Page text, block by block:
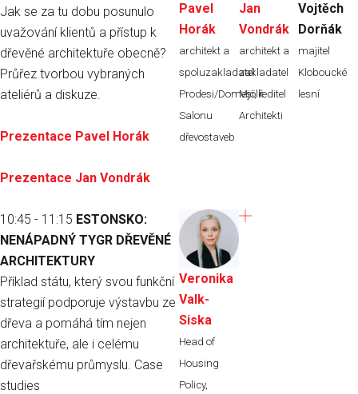
Jak se za tu dobu posunulo
uvažování klientů a přístup k
dřevěné architektuře obecně?
Průřez tvorbou vybraných
ateliérů a diskuze.
Prezentace Pavel Horák
Prezentace Jan Vondrák
Pavel
Horák
architekt a
spoluzakladatel
Prodesi/Domesi, ředitel
Salonu
dřevostaveb
Jan
Vondrák
architekt a
zakladatel
Mjölk
Architekti
Vojtěch
Dorňák
majitel
Kloboucké
lesní
10:45 - 11:15 ESTONSKO:
NENÁPADNÝ TYGR DŘEVĚNÉ
ARCHITEKTURY
Příklad státu, který svou funkční
strategií podporuje výstavbu ze
dřeva a pomáhá tím nejen
architektuře, ale i celému
dřevařskému průmyslu. Case
studies
Veronika
Valk-
Siska
Head of
Housing
Policy,